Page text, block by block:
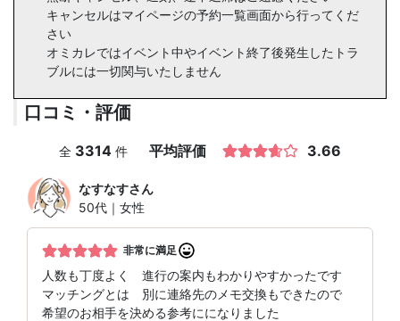
キャンセルはマイページの予約一覧画面から行ってくだ
さい
オミカレではイベント中やイベント終了後発生したトラ
ブルには一切関与いたしません
口コミ・評価
全 3314 件 平均評価 3.66
なすなすさん
50代｜女性
非常に満足
人数も丁度よく 進行の案内もわかりやすかったです
マッチングとは 別に連絡先のメモ交換もできたので
希望のお相手を決める参考にになりました